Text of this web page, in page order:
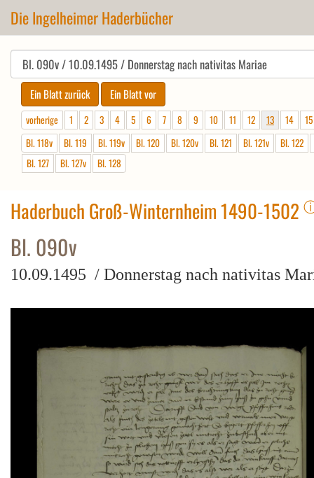
Die Ingelheimer Haderbücher
vorherige 1 2 3 4 5 6 7 8 9 10 11 12 13 14
15
Bl. 118v
Bl. 119 Bl. 119v Bl. 120 Bl. 120v Bl. 121 Bl. 121v
Bl. 122
Bl. 127
Bl. 127v Bl. 128
Haderbuch Groß-Winternheim 1490-1502
Bl. 090v
10.09.1495 / Donnerstag nach nativitas